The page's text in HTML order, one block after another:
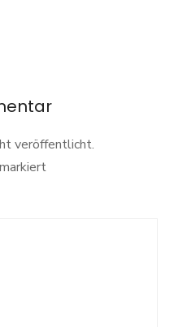
veröffentlicht.
markiert